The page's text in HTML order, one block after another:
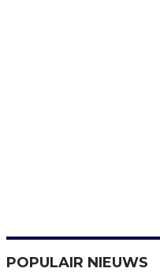
POPULAIR NIEUWS